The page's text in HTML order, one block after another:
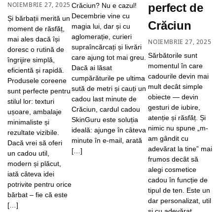
NOIEMBRIE 27, 2025
Și bărbații merită un
moment de răsfăț,
mai ales dacă își
doresc o rutină de
îngrijire simplă,
eficientă și rapidă.
Produsele coreene
sunt perfecte pentru
stilul lor: texturi
ușoare, ambalaje
minimaliste și
rezultate vizibile.
Dacă vrei să oferi
un cadou util,
modern și plăcut,
iată câteva idei
potrivite pentru orice
bărbat – fie că este
[…]
Crăciun? Nu e cazul!
Decembrie vine cu
magia lui, dar și cu
aglomerație, curieri
supraîncărcați și livrări
care ajung tot mai greu.
Dacă ai lăsat
cumpărăturile pe ultima
sută de metri și cauți un
cadou last minute de
Crăciun, cardul cadou
SkinGuru este soluția
ideală: ajunge în câteva
minute în e-mail, arată
[…]
perfect de
Crăciun
NOIEMBRIE 27, 2025
Sărbătorile sunt
momentul în care
cadourile devin mai
mult decât simple
obiecte — devin
gesturi de iubire,
atenție și răsfăț. Și
nimic nu spune „m-
am gândit cu
adevărat la tine” mai
frumos decât să
alegi cosmetice
cadou în funcție de
tipul de ten. Este un
dar personalizat, util